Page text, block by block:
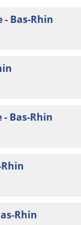
- Bas-Rhin
Bas-Rhin
Rhin